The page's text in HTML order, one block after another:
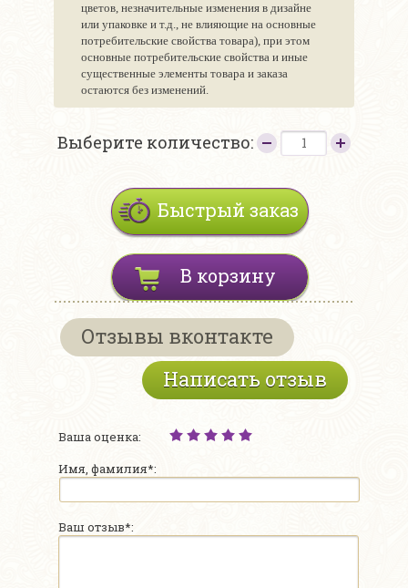
цветов, незначительные изменения в дизайне
или упаковке и т.д., не влияющие на основные
потребительские свойства товара), при этом
основные потребительские свойства и иные
существенные элементы товара и заказа
остаются без изменений.
Выберите количество:
Быстрый заказ
В корзину
Отзывы вконтакте
Написать отзыв
Ваша оценка:
Имя, фамилия*:
Ваш отзыв*: